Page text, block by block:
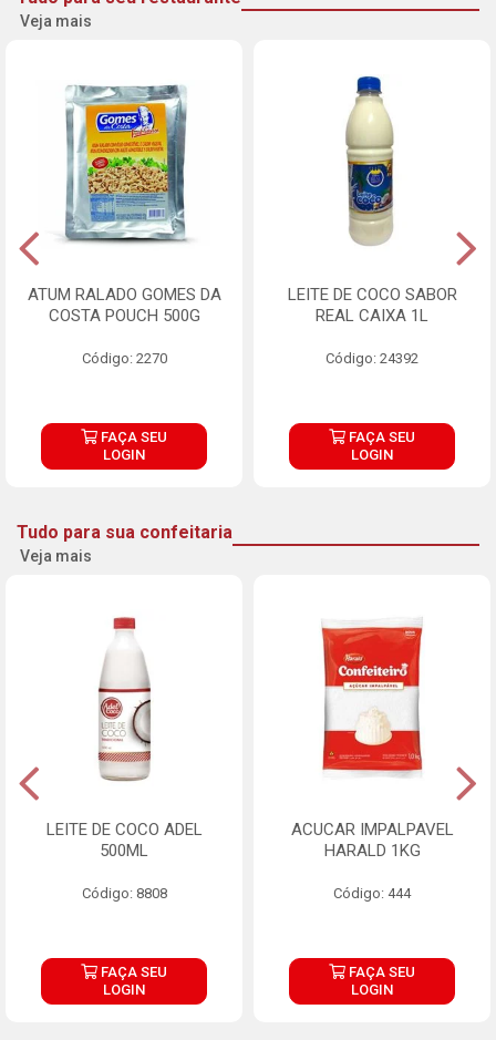
Veja mais
ATUM RALADO GOMES DA
COSTA POUCH 500G
Código: 2270
FAÇA SEU
LOGIN
LEITE DE COCO SABOR
REAL CAIXA 1L
Código: 24392
FAÇA SEU
LOGIN
Tudo para sua confeitaria
Veja mais
LEITE DE COCO ADEL
500ML
Código: 8808
FAÇA SEU
LOGIN
ACUCAR IMPALPAVEL
HARALD 1KG
Código: 444
FAÇA SEU
LOGIN